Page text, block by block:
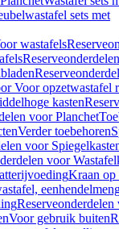
sets met
wastafels
Voor opzetwastafel
kasten
voor Planchet
Verder toebehoren
voor
voor
Kraan op
Voor gebruik buiten